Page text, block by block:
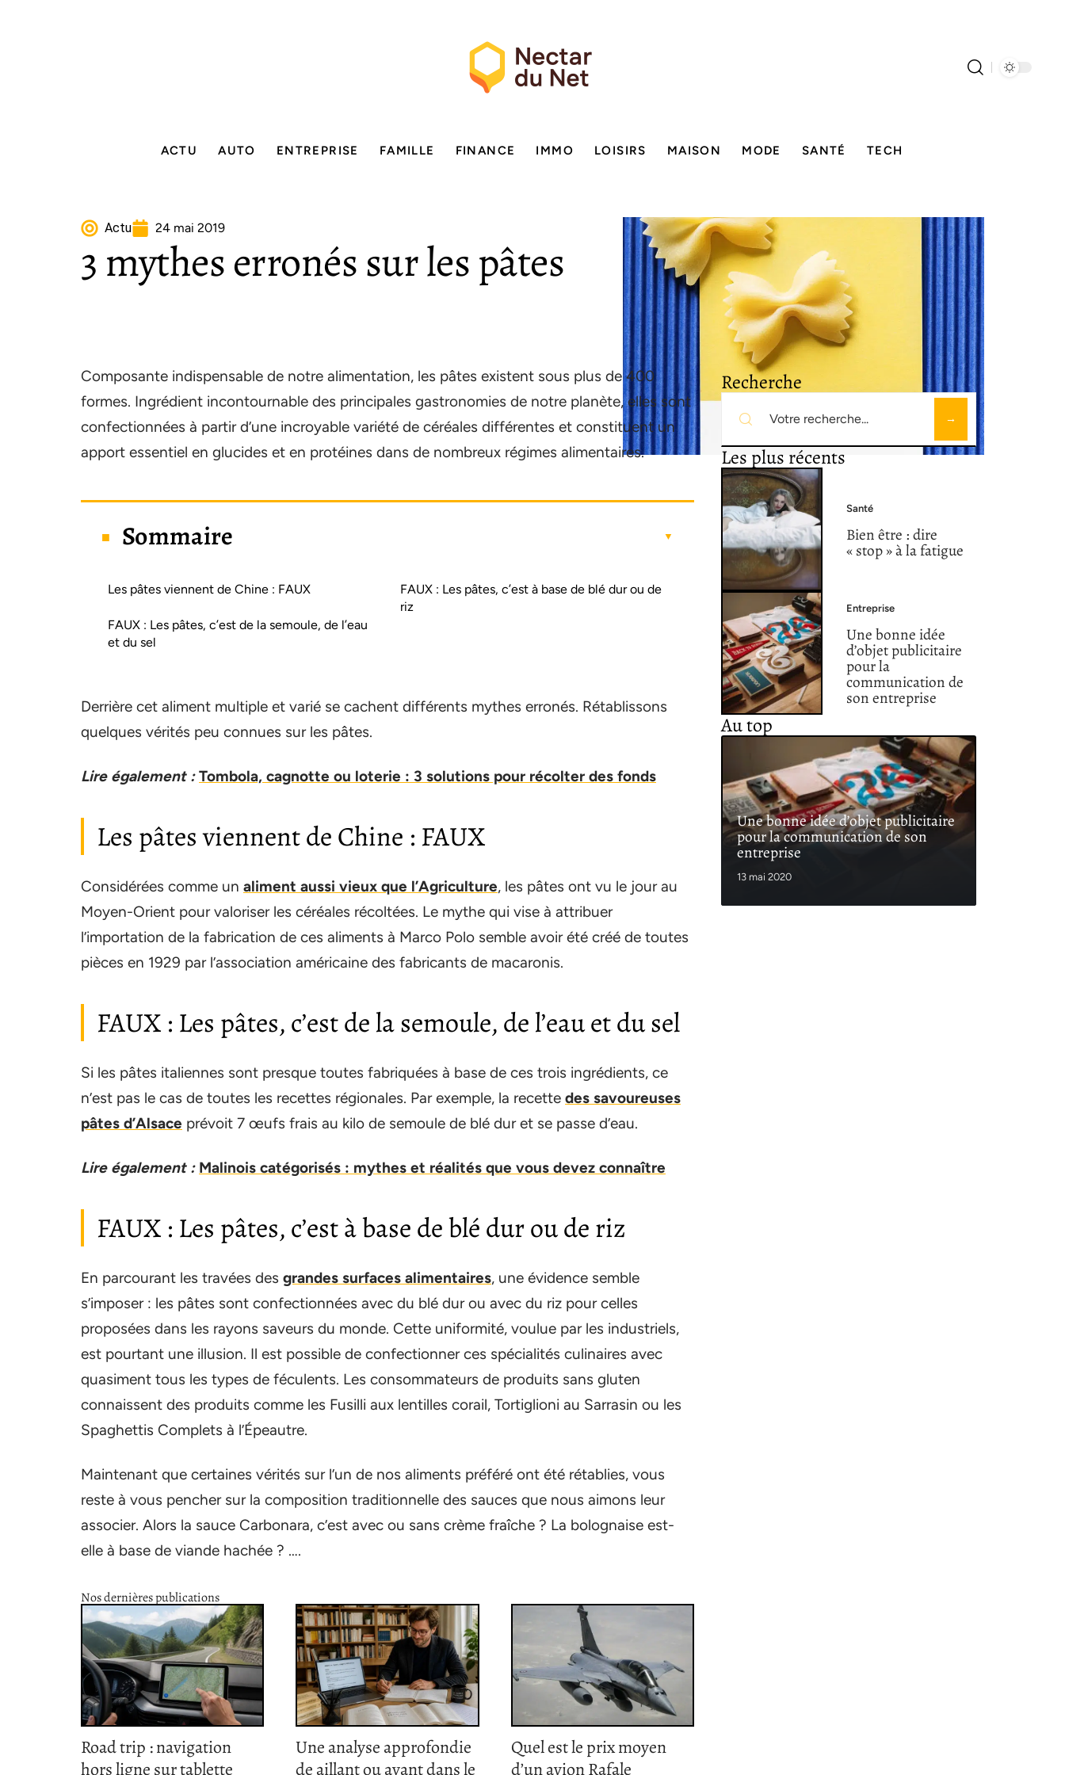
ACTU AUTO ENTREPRISE FAMILLE FINANCE IMMO LOISIRS MAISON MODE SANTÉ TECH
Actu 24 mai 2019
3 mythes erronés sur les pâtes
Composante indispensable de notre alimentation, les pâtes existent sous plus de 400
formes. Ingrédient incontournable des principales gastronomies de notre planète, elles sont
confectionnées à partir d’une incroyable variété de céréales différentes et constituent un
apport essentiel en glucides et en protéines dans de nombreux régimes alimentaires.
Sommaire
Les pâtes viennent de Chine : FAUX
FAUX : Les pâtes, c’est de la semoule, de l’eau
et du sel
FAUX : Les pâtes, c’est à base de blé dur ou de
riz
Derrière cet aliment multiple et varié se cachent différents mythes erronés. Rétablissons
quelques vérités peu connues sur les pâtes.
Lire également : Tombola, cagnotte ou loterie : 3 solutions pour récolter des fonds
Les pâtes viennent de Chine : FAUX
Considérées comme un aliment aussi vieux que l’Agriculture, les pâtes ont vu le jour au
Moyen-Orient pour valoriser les céréales récoltées. Le mythe qui vise à attribuer
l’importation de la fabrication de ces aliments à Marco Polo semble avoir été créé de toutes
pièces en 1929 par l’association américaine des fabricants de macaronis.
FAUX : Les pâtes, c’est de la semoule, de l’eau et du sel
Si les pâtes italiennes sont presque toutes fabriquées à base de ces trois ingrédients, ce
n’est pas le cas de toutes les recettes régionales. Par exemple, la recette des savoureuses
pâtes d’Alsace prévoit 7 œufs frais au kilo de semoule de blé dur et se passe d’eau.
Lire également : Malinois catégorisés : mythes et réalités que vous devez connaître
FAUX : Les pâtes, c’est à base de blé dur ou de riz
En parcourant les travées des grandes surfaces alimentaires, une évidence semble
s’imposer : les pâtes sont confectionnées avec du blé dur ou avec du riz pour celles
proposées dans les rayons saveurs du monde. Cette uniformité, voulue par les industriels,
est pourtant une illusion. Il est possible de confectionner ces spécialités culinaires avec
quasiment tous les types de féculents. Les consommateurs de produits sans gluten
connaissent des produits comme les Fusilli aux lentilles corail, Tortiglioni au Sarrasin ou les
Spaghettis Complets à l’Épeautre.
Maintenant que certaines vérités sur l’un de nos aliments préféré ont été rétablies, vous
reste à vous pencher sur la composition traditionnelle des sauces que nous aimons leur
associer. Alors la sauce Carbonara, c’est avec ou sans crème fraîche ? La bolognaise est-
elle à base de viande hachée ? ….
Nos dernières publications
Road trip : navigation
hors ligne sur tablette
Une analyse approfondie
de aillant ou ayant dans le
Quel est le prix moyen
d’un avion Rafale
Recherche
Les plus récents
Santé
Bien être : dire
« stop » à la fatigue
Entreprise
Une bonne idée
d’objet publicitaire
pour la
communication de
son entreprise
Au top
Une bonne idée d’objet publicitaire
pour la communication de son
entreprise
13 mai 2020